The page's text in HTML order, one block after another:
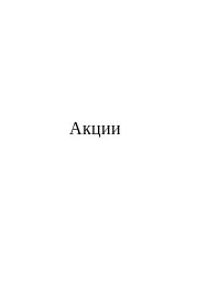
Акции